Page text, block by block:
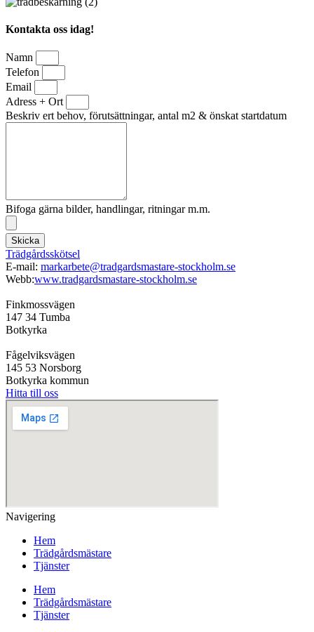
Kontakta oss idag!
Namn
Telefon
Email
Adress + Ort
Beskriv ert behov, förutsättningar, antal m2 & önskat startdatum
Bifoga gärna bilder, handlingar, ritningar m.m.
Skicka
Trädgårdsskötsel
E-mail: markarbete@tradgardsmastare-stockholm.se
Webb:www.tradgardsmastare-stockholm.se
Finkmossvägen
147 34 Tumba
Botkyrka
Fågelviksvägen
145 53 Norsborg
Botkyrka kommun
Hitta till oss
Navigering
Hem
Trädgårdsmästare
Tjänster
Hem
Trädgårdsmästare
Tjänster